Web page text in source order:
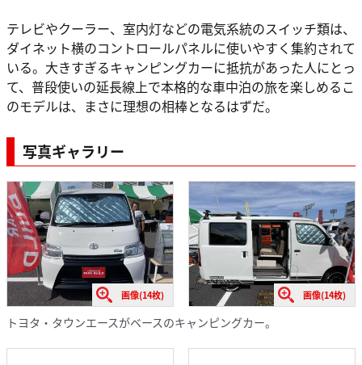
テレビやクーラー、室内灯などの電気系統のスイッチ類は、
ダイネット横のコントロールパネルに使いやすく集約されて
いる。大きすぎるキャンピングカーに抵抗があった人にとっ
て、普段使いの延長線上で本格的な車中泊の旅を楽しめるこ
のモデルは、まさに理想の相棒となるはずだ。
写真ギャラリー
画像(14枚) 画像(14枚)
トヨタ・タウンエースがベースのキャンピングカー。